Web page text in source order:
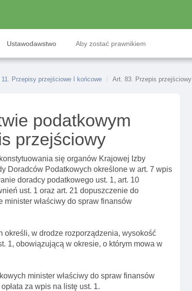
Ustawodawstwo Aby zostać prawnikiem
11. Przepisy przejściowe I końcowe Art. 83. Przepis przejściowy
podatkowym
przejściowy
się organów Krajowej Izby
Doradców Podatkowych określone w art. 7 wpis
doradcy podatkowego ust. 1, art. 10
ust. 1 oraz art. 21 dopuszczenie do
właściwy do spraw finansów
określi, w drodze rozporządzenia, wysokość
1, obowiązującą w okresie, o którym mowa w
minister właściwy do spraw finansów
za wpis na listę ust. 1.